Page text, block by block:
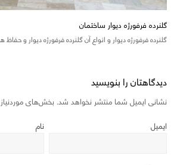
گلنرده فرفورژه دیوار ساختمان
گلنرده فرفورژه دیوار و انواع آن گلنرده فرفورژه دیوار و
دیدگاهتان را بنویسید
نشانی ایمیل شما منتشر نخواهد شد. بخش‌های
نام ایمیل